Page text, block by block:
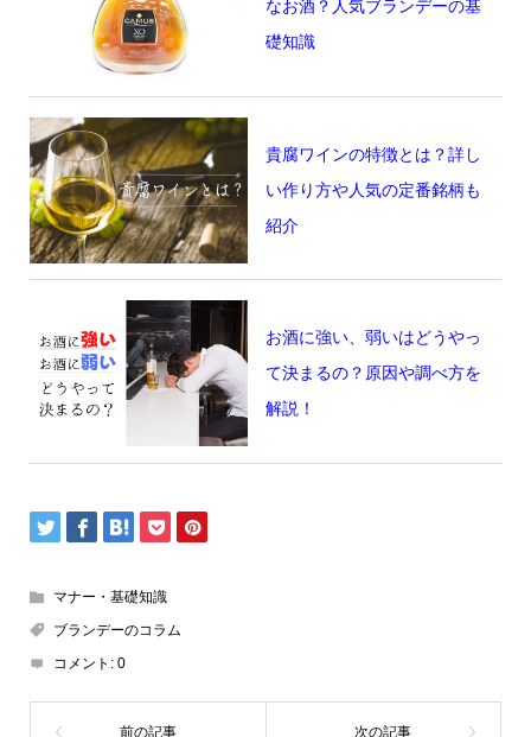
なお酒？人気ブランデーの基
礎知識
貴腐ワインの特徴とは？詳し
い作り方や人気の定番銘柄も
紹介
お酒に強い、弱いはどうやっ
て決まるの？原因や調べ方を
解説！
マナー・基礎知識
ブランデーのコラム
コメント: 0